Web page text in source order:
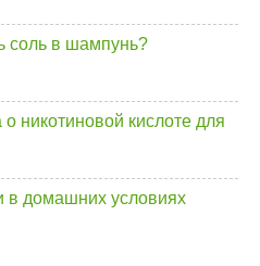
соль в шампунь?
никотиновой кислоте для
в домашних условиях